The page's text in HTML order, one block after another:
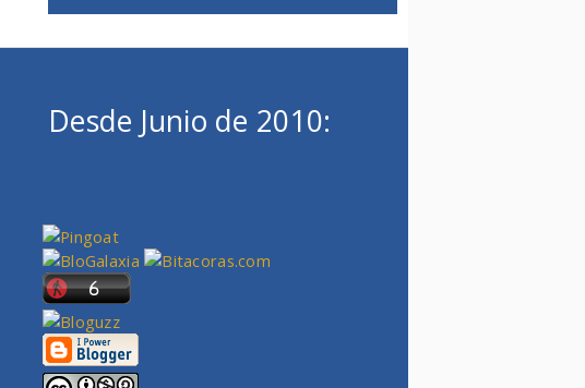
Desde Junio de 2010: